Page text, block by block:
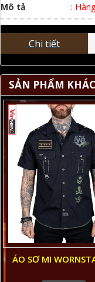
Mô tả :
Chi tiết
SẢN PHẨM KHÁC
ÁO SƠ MI